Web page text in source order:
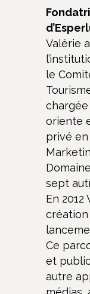
Valérie
le
oriente
privé
sept
En
création
Ce
et
autre